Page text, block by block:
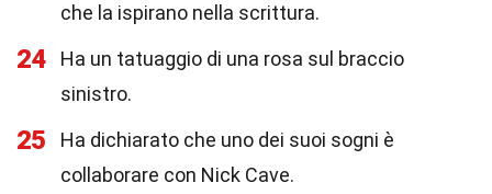
che la ispirano nella scrittura.
24
Ha un tatuaggio di una rosa sul braccio
sinistro.
25
Ha dichiarato che uno dei suoi sogni è
collaborare con Nick Cave.